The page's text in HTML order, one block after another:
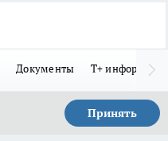
Документы Т+
Принять